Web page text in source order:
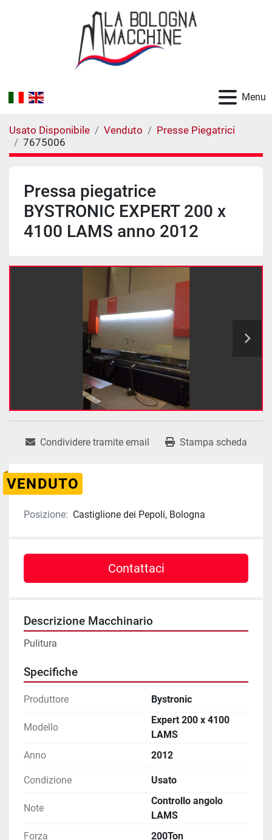
Menu
Usato Disponibile Venduto
Presse Piegatrici
7675006
Pressa piegatrice
BYSTRONIC EXPERT 200 x
4100 LAMS anno 2012
Condividere tramite email Stampa scheda
VENDUTO
Posizione: Castiglione dei Pepoli, Bologna
Contattaci
Descrizione Macchinario
Pulitura
Specifiche
Produttore Bystronic
Modello
Expert 200 x 4100
LAMS
Anno
2012
Condizione Usato
Note
Controllo angolo
LAMS
Forza
200Ton